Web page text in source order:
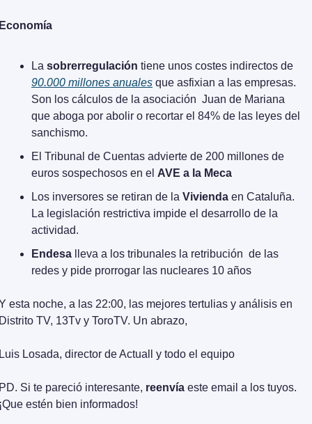
La sobrerregulación
90.000 millones anuales que asfixian a las empresas.
Son los cálculos de la asociación  Juan de Mariana
que aboga por abolir o recortar el 84% de las leyes del
sanchismo.
El Tribunal de Cuentas advierte de 200 millones de
euros sospechosos en el AVE a la Meca
Los inversores se retiran de la Vivienda en Cataluña.
La legislación restrictiva impide el desarrollo de la
actividad.
Endesa lleva a los tribunales la retribución  de las
redes y pide prorrogar las nucleares 10 años
esta noche, a las 22:00, las mejores tertulias y análisis en
TV, 13Tv y ToroTV. Un abrazo,
Losada, director de Actuall y todo el equipo
Si te pareció interesante, reenvía este email a los tuyos.
estén bien informados!